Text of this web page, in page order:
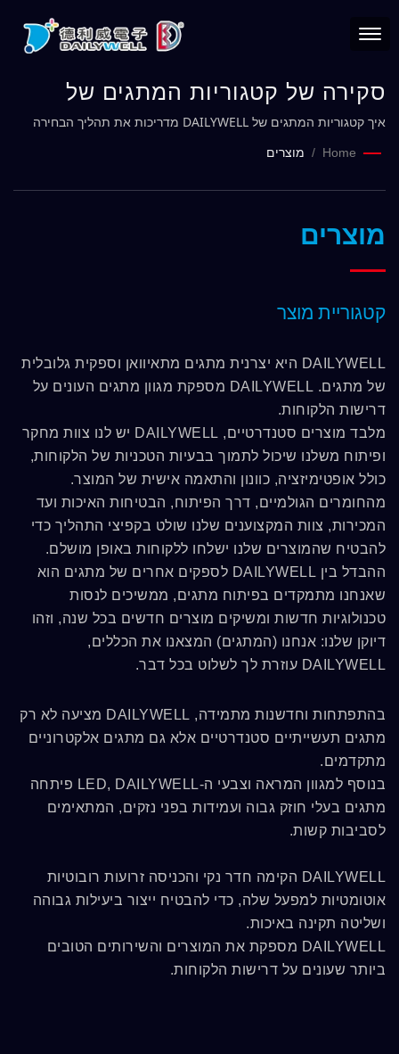
סקירה של קטגוריות המתגים של
DAILYWELL
איך קטגוריות המתגים של DAILYWELL מדריכות את תהליך הבחירה
Home
/ מוצרים
מוצרים
קטגוריית מוצר
DAILYWELL היא יצרנית מתגים מתאיוואן וספקית גלובלית
של מתגים. DAILYWELL מספקת מגוון מתגים העונים על
דרישות הלקוחות.
מלבד מוצרים סטנדרטיים, DAILYWELL יש לנו צוות מחקר
ופיתוח משלנו שיכול לתמוך בבעיות הטכניות של הלקוחות,
כולל אופטימיזציה, כוונון והתאמה אישית של המוצר.
מהחומרים הגולמיים, דרך הפיתוח, הבטיחות האיכות ועד
המכירות, צוות המקצוענים שלנו שולט בקפיצי התהליך כדי
להבטיח שהמוצרים שלנו ישלחו ללקוחות באופן מושלם.
ההבדל בין DAILYWELL לספקים אחרים של מתגים הוא
שאנחנו מתמקדים בפיתוח מתגים, ממשיכים לנסות
טכנולוגיות חדשות ומשיקים מוצרים חדשים בכל שנה, וזהו
דיוקן שלנו: אנחנו (המתגים) המצאנו את הכללים,
DAILYWELL עוזרת לך לשלוט בכל דבר.
בהתפתחות וחדשנות מתמידה, DAILYWELL מציעה לא רק
מתגים תעשייתיים סטנדרטיים אלא גם מתגים אלקטרוניים
מתקדמים.
בנוסף למגוון המראה וצבעי ה-LED, DAILYWELL פיתחה
מתגים בעלי חוזק גבוה ועמידות בפני נזקים, המתאימים
לסביבות קשות.
DAILYWELL הקימה חדר נקי והכניסה זרועות רובוטיות
אוטומטיות למפעל שלה, כדי להבטיח ייצור ביעילות גבוהה
ושליטה תקינה באיכות.
DAILYWELL מספקת את המוצרים והשירותים הטובים
ביותר שעונים על דרישות הלקוחות.